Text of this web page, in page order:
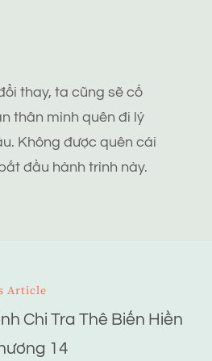
thay, ta cũng sẽ cố
thân mình quên đi lý
Không được quên cái
đầu hành trình này.
Article
Chi Tra Thê Biến Hiền
14